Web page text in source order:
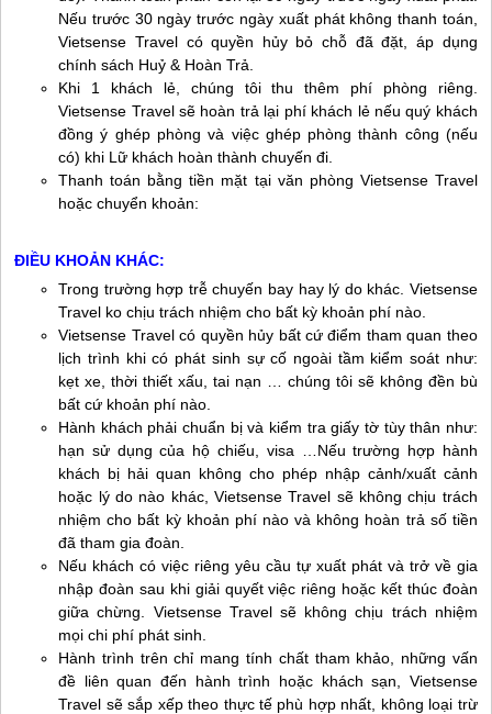
Nếu trước 30 ngày trước ngày xuất phát không thanh toán,
Vietsense Travel có quyền hủy bỏ chỗ đã đặt, áp dụng
chính sách Huỷ & Hoàn Trả.
Khi 1 khách lẻ, chúng tôi thu thêm phí phòng riêng.
Vietsense Travel sẽ hoàn trả lại phí khách lẻ nếu quý khách
đồng ý ghép phòng và việc ghép phòng thành công (nếu
có) khi Lữ khách hoàn thành chuyến đi.
Thanh toán bằng tiền mặt tại văn phòng Vietsense Travel
hoặc chuyển khoản:
ĐIỀU KHOẢN KHÁC:
Trong trường hợp trễ chuyến bay hay lý do khác. Vietsense
Travel ko chịu trách nhiệm cho bất kỳ khoản phí nào.
Vietsense Travel có quyền hủy bất cứ điểm tham quan theo
lịch trình khi có phát sinh sự cố ngoài tầm kiểm soát như:
kẹt xe, thời thiết xấu, tai nạn … chúng tôi sẽ không đền bù
bất cứ khoản phí nào.
Hành khách phải chuẩn bị và kiểm tra giấy tờ tùy thân như:
hạn sử dụng của hộ chiếu, visa …Nếu trường hợp hành
khách bị hải quan không cho phép nhập cảnh/xuất cảnh
hoặc lý do nào khác, Vietsense Travel sẽ không chịu trách
nhiệm cho bất kỳ khoản phí nào và không hoàn trả số tiền
đã tham gia đoàn.
Nếu khách có việc riêng yêu cầu tự xuất phát và trở về gia
nhập đoàn sau khi giải quyết việc riêng hoặc kết thúc đoàn
giữa chừng. Vietsense Travel sẽ không chịu trách nhiệm
mọi chi phí phát sinh.
Hành trình trên chỉ mang tính chất tham khảo, những vấn
đề liên quan đến hành trình hoặc khách sạn, Vietsense
Travel sẽ sắp xếp theo thực tế phù hợp nhất, không loại trừ